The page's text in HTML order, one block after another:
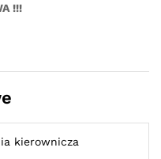
!!!
kierownicza